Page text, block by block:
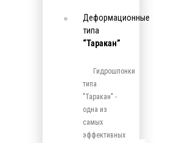
Деформационные
типа
“Таракан”
Гидрошпонки
типа
"Таракан" -
одна из
самых
эффективных